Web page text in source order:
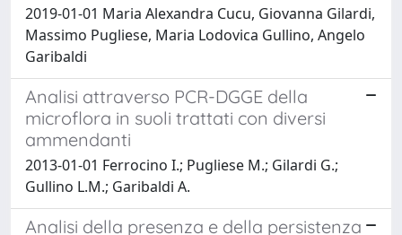
2019-01-01 Maria Alexandra Cucu, Giovanna Gilardi,
Massimo Pugliese, Maria Lodovica Gullino, Angelo
Garibaldi
Analisi attraverso PCR-DGGE della
microflora in suoli trattati con diversi
ammendanti
2013-01-01 Ferrocino I.; Pugliese M.; Gilardi G.;
Gullino L.M.; Garibaldi A.
Analisi della presenza e della persistenza